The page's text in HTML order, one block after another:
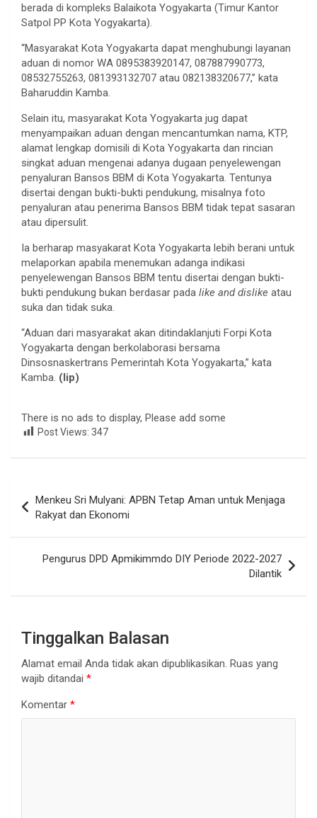
berada di kompleks Balaikota Yogyakarta (Timur Kantor
Satpol PP Kota Yogyakarta).
“Masyarakat Kota Yogyakarta dapat menghubungi layanan
aduan di nomor WA 0895383920147, 087887990773,
08532755263, 081393132707 atau 082138320677,” kata
Baharuddin Kamba.
Selain itu, masyarakat Kota Yogyakarta jug dapat
menyampaikan aduan dengan mencantumkan nama, KTP,
alamat lengkap domisili di Kota Yogyakarta dan rincian
singkat aduan mengenai adanya dugaan penyelewengan
penyaluran Bansos BBM di Kota Yogyakarta. Tentunya
disertai dengan bukti-bukti pendukung, misalnya foto
penyaluran atau penerima Bansos BBM tidak tepat sasaran
atau dipersulit.
Ia berharap masyakarat Kota Yogyakarta lebih berani untuk
melaporkan apabila menemukan adanga indikasi
penyelewengan Bansos BBM tentu disertai dengan bukti-
bukti pendukung bukan berdasar pada like and dislike atau
suka dan tidak suka.
“Aduan dari masyarakat akan ditindaklanjuti Forpi Kota
Yogyakarta dengan berkolaborasi bersama
Dinsosnaskertrans Pemerintah Kota Yogyakarta,” kata
Kamba. (lip)
There is no ads to display, Please add some
Post Views: 347
pos
Menkeu Sri Mulyani: APBN Tetap Aman untuk Menjaga
Rakyat dan Ekonomi
Pengurus DPD Apmikimmdo DIY Periode 2022-2027
Dilantik
Tinggalkan Balasan
Alamat email Anda tidak akan dipublikasikan. Ruas yang
wajib ditandai *
Komentar *